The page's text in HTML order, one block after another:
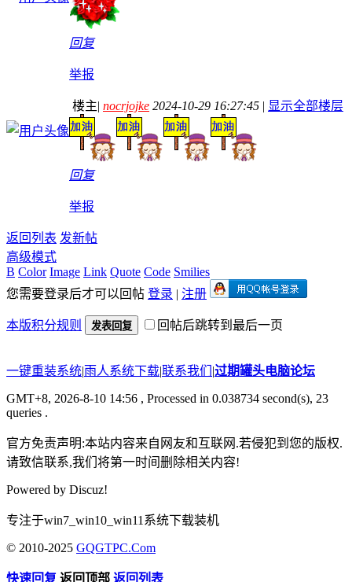
回复
举报
楼主| nocrjojke 2024-10-29 16:27:45 | 显示全部楼层
回复
举报
返回列表 发新帖
高级模式
B Color Image Link Quote Code Smilies
您需要登录后才可以回帖 登录 | 注册
本版积分规则 发表回复 回帖后跳转到最后一页
一键重装系统|雨人系统下载|联系我们 |过期罐头电脑论坛
GMT+8, 2026-8-10 14:56 , Processed in 0.038734 second(s), 23
queries .
官方免责声明:本站内容来自网友和互联网.若侵犯到您的版权.
请致信联系,我们将第一时间删除相关内容!
Powered by Discuz!
专注于win7_win10_win11系统下载装机
© 2010-2025 GQGTPC.Com
快速回复 返回顶部 返回列表